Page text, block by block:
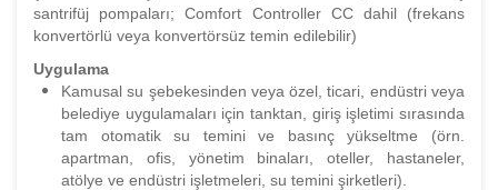
santrifüj pompaları; Comfort Controller CC dahil (frekans
konvertörlü veya konvertörsüz temin edilebilir)
Uygulama
Kamusal su şebekesinden veya özel, ticari, endüstri veya
belediye uygulamaları için tanktan, giriş işletimi sırasında
tam otomatik su temini ve basınç yükseltme (örn.
apartman, ofis, yönetim binaları, oteller, hastaneler,
atölye ve endüstri işletmeleri, su temini şirketleri).